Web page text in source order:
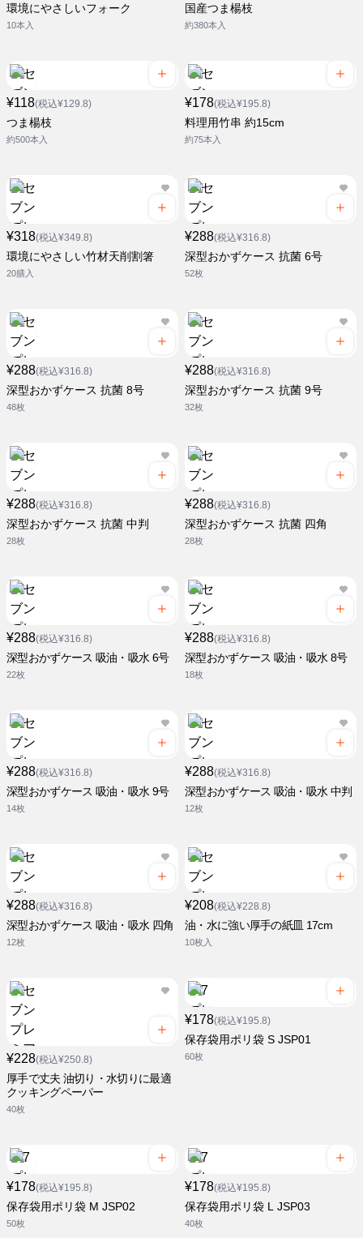
環境にやさしいフォーク
10本入
国産つま楊枝
約380本入
¥118(税込¥129.8)
つま楊枝
約500本入
¥178(税込¥195.8)
料理用竹串 約15cm
約75本入
¥318(税込¥349.8)
環境にやさしい竹材天削割箸
20膳入
¥288(税込¥316.8)
深型おかずケース 抗菌 6号
52枚
¥288(税込¥316.8)
深型おかずケース 抗菌 8号
48枚
¥288(税込¥316.8)
深型おかずケース 抗菌 9号
32枚
¥288(税込¥316.8)
深型おかずケース 抗菌 中判
28枚
¥288(税込¥316.8)
深型おかずケース 抗菌 四角
28枚
¥288(税込¥316.8)
深型おかずケース 吸油・吸水 6号
22枚
¥288(税込¥316.8)
深型おかずケース 吸油・吸水 8号
18枚
¥288(税込¥316.8)
深型おかずケース 吸油・吸水 9号
14枚
¥288(税込¥316.8)
深型おかずケース 吸油・吸水 中判
12枚
¥288(税込¥316.8)
深型おかずケース 吸油・吸水 四角
12枚
¥208(税込¥228.8)
油・水に強い厚手の紙皿 17cm
10枚入
¥228(税込¥250.8)
厚手で丈夫 油切り・水切りに最適
クッキングペーパー
40枚
¥178(税込¥195.8)
保存袋用ポリ袋 S JSP01
60枚
¥178(税込¥195.8)
保存袋用ポリ袋 M JSP02
50枚
¥178(税込¥195.8)
保存袋用ポリ袋 L JSP03
40枚